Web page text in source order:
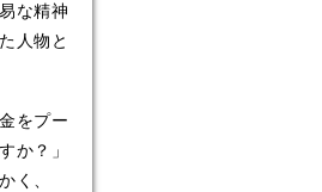
な精神
人物と
をプー
か？」
く、